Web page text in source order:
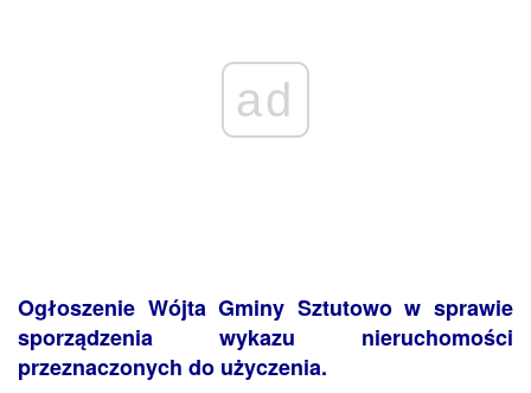
ad
Ogłoszenie Wójta Gminy Sztutowo w sprawie
sporządzenia wykazu nieruchomości
przeznaczonych do użyczenia.